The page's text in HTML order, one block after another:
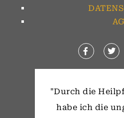
"Durch die
habe ich die